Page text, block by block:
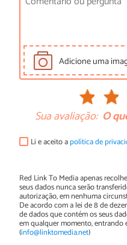
Adicione uma
Sua avaliação: O
Li e aceito apolítica de
Red Link To Media apenas
seus dados nunca serão
autorização, em nenhuma
De acordo com a lei de 8 de
de dados que contém os seus
em qualquer momento, entrando
(info@linktomedia.net)